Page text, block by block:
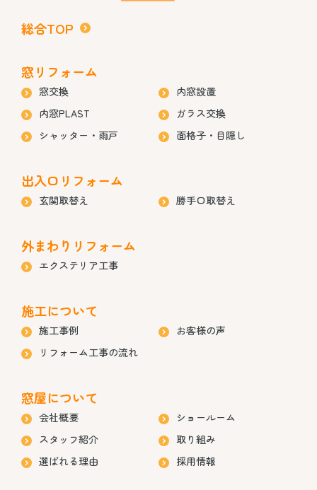
総合TOP
窓リフォーム
窓交換
内窓設置
内窓PLAST
ガラス交換
シャッター・雨戸
面格子・目隠し
出入口リフォーム
玄関取替え 勝手口取替え
外まわりリフォーム
エクステリア工事
施工について
施工事例
お客様の声
リフォーム工事の流れ
窓屋について
会社概要
ショールーム
スタッフ紹介
取り組み
選ばれる理由
採用情報